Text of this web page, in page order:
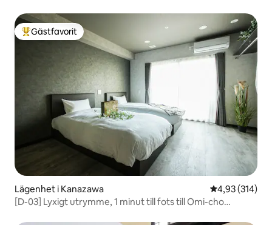
Populär gästfavorit
Gästfavorit
Lägenhet i Kanazawa 4,93 av 5 i
4,93 (314)
[D-03] Lyxigt utrymme, 1 minut till fots till Omi-cho